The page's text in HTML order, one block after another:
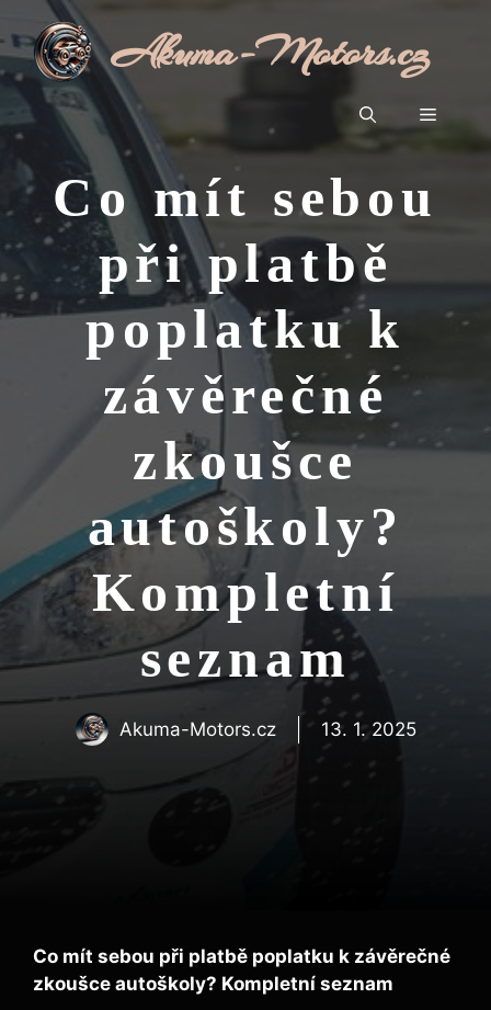
Přeskočit
na
obsah
Akuma-Motors.cz
Menu
Co mít sebou
při platbě
poplatku k
závěrečné
zkoušce
autoškoly?
Kompletní
seznam
Akuma-Motors.cz 13. 1. 2025
Co mít⁢ sebou při ⁢platbě poplatku k závěrečné⁣
zkoušce autoškoly?‍ Kompletní ⁢seznam